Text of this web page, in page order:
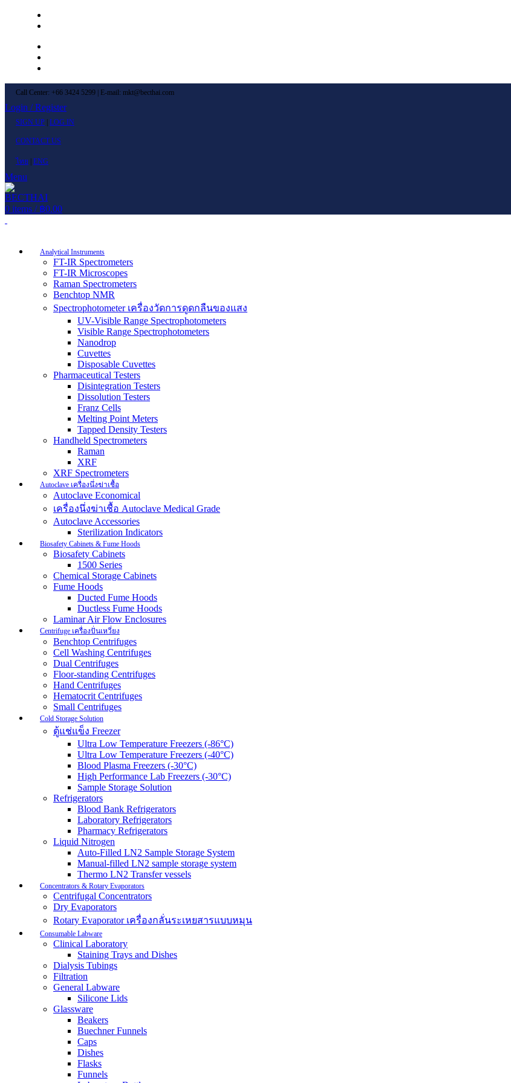
Call Center: +66 3424 5299 | E-mail: mkt@becthai.com
Login / Register
SIGN UP LOG IN
CONTACT US
ไทย ENG
Menu
0 items / ฿0.00
Analytical Instruments
FT-IR Spectrometers
FT-IR Microscopes
Raman Spectrometers
Benchtop NMR
Spectrophotometer เครื่องวัดการดูดกลืนของแสง
UV-Visible Range Spectrophotometers
Visible Range Spectrophotometers
Nanodrop
Cuvettes
Disposable Cuvettes
Pharmaceutical Testers
Disintegration Testers
Dissolution Testers
Franz Cells
Melting Point Meters
Tapped Density Testers
Handheld Spectrometers
Raman
XRF
XRF Spectrometers
Autoclave เครื่องนึ่งฆ่าเชื้อ
Autoclave Economical
เครื่องนึ่งฆ่าเชื้อ Autoclave Medical Grade
Autoclave Accessories
Sterilization Indicators
Biosafety Cabinets & Fume Hoods
Biosafety Cabinets
1500 Series
Chemical Storage Cabinets
Fume Hoods
Ducted Fume Hoods
Ductless Fume Hoods
Laminar Air Flow Enclosures
Centrifuge เครื่องปั่นเหวี่ยง
Benchtop Centrifuges
Cell Washing Centrifuges
Dual Centrifuges
Floor-standing Centrifuges
Hand Centrifuges
Hematocrit Centrifuges
Small Centrifuges
Cold Storage Solution
ตู้แช่แข็ง Freezer
Ultra Low Temperature Freezers (-86°C)
Ultra Low Temperature Freezers (-40°C)
Blood Plasma Freezers (-30°C)
High Performance Lab Freezers (-30°C)
Sample Storage Solution
Refrigerators
Blood Bank Refrigerators
Laboratory Refrigerators
Pharmacy Refrigerators
Liquid Nitrogen
Auto-Filled LN2 Sample Storage System
Manual-filled LN2 sample storage system
Thermo LN2 Transfer vessels
Concentrators & Rotary Evaporators
Centrifugal Concentrators
Dry Evaporators
Rotary Evaporator เครื่องกลั่นระเหยสารแบบหมุน
Consumable Labware
Clinical Laboratory
Staining Trays and Dishes
Dialysis Tubings
Filtration
General Labware
Silicone Lids
Glassware
Beakers
Buechner Funnels
Caps
Dishes
Flasks
Funnels